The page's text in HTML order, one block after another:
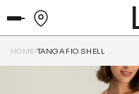
HOME TANGA FIO SHELL